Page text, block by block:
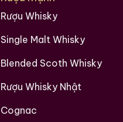
Rượu Whisky
Single Malt Whisky
Blended Scoth Whisky
Rượu Whisky Nhật
Cognac